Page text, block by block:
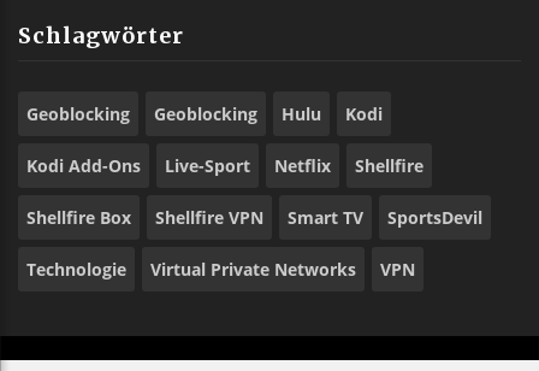
Schlagwörter
Geoblocking Geoblocking Hulu Kodi
Kodi Add-Ons Live-Sport Netflix Shellfire
Shellfire Box Shellfire VPN Smart TV SportsDevil
Technologie Virtual Private Networks VPN